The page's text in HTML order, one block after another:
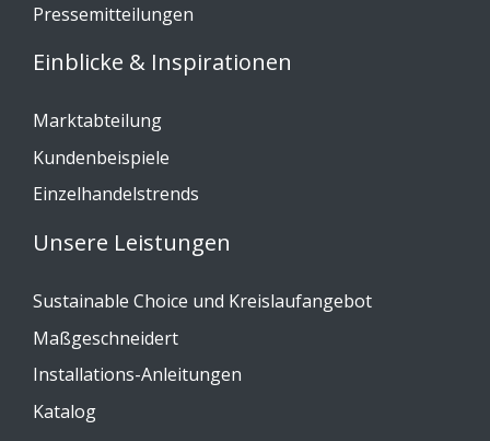
Pressemitteilungen
Einblicke & Inspirationen
Marktabteilung
Kundenbeispiele
Einzelhandelstrends
Unsere Leistungen
Sustainable Choice und Kreislaufangebot
Maßgeschneidert
Installations-Anleitungen
Katalog